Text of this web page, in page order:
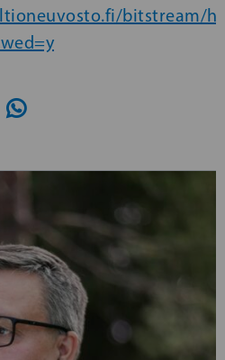
bitstream/